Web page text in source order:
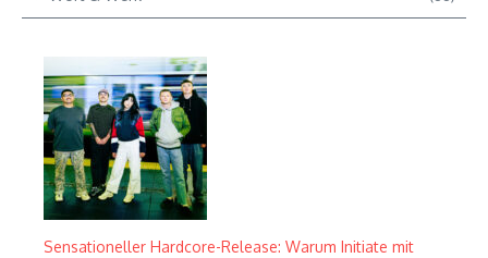
Sensationeller Hardcore-Release: Warum Initiate mit